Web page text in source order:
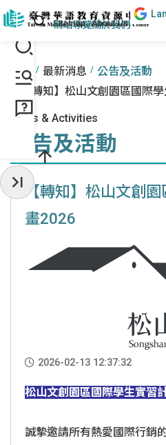
跳到主要內容區塊
::: 站內搜尋
網站導覽關於我們
:::
首頁 最新消息
公告及活動
【轉知】松山文創園區國際
News & Activities
公告及活動
【轉知】松山文創
畫2026
2026-02-13 12:37:32
松山文創園區國際學生實習
誠摯邀請所有熱愛國際行銷
收起常用服務